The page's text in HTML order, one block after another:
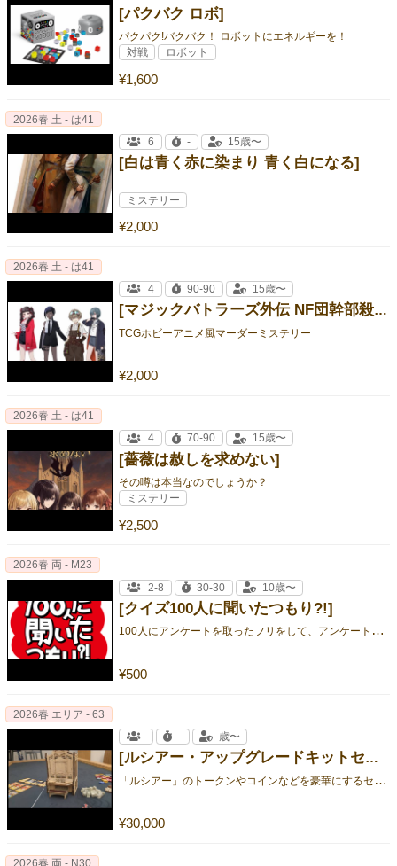
[パクバク ロボ]
パクパク!バクバク！ ロボットにエネルギーを！
¥1,600
対戦 ロボット
[白は青く赤に染まり 青く白になる]
¥2,000
2026春 土 - は41
6
- 15歳〜
ミステリー
[マジックバトラーズ外伝 NF団幹部殺人事件]
TCGホビーアニメ風マーダーミステリー
¥2,000
2026春 土 - は41
4
90-90 15歳〜
[薔薇は赦しを求めない]
その噂は本当なのでしょうか？
¥2,500
2026春 土 - は41
4
70-90 15歳〜
ミステリー
[クイズ100人に聞いたつもり?!]
1
00人にアンケートを取ったフリをして、アンケート結果の担当順位の回答をでっちあげ、その回答から順位を当てる協力ゲーム
¥500
2026春 両 - M23
2-8
30-30 10歳〜
[ルシアー・アップグレードキットセット]
「
ルシアー」のトークンやコインなどを豪華にするセット
¥30,000
2026春 エリア - 63
-
歳〜